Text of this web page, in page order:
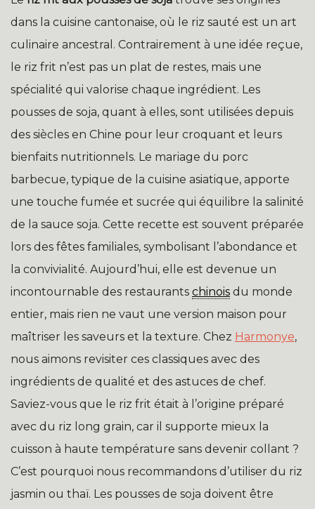
dans la cuisine cantonaise, où le riz sauté est un art
culinaire ancestral. Contrairement à une idée reçue,
le riz frit n’est pas un plat de restes, mais une
spécialité qui valorise chaque ingrédient. Les
pousses de soja, quant à elles, sont utilisées depuis
des siècles en Chine pour leur croquant et leurs
bienfaits nutritionnels. Le mariage du porc
barbecue, typique de la cuisine asiatique, apporte
une touche fumée et sucrée qui équilibre la salinité
de la sauce soja. Cette recette est souvent préparée
lors des fêtes familiales, symbolisant l’abondance et
la convivialité. Aujourd’hui, elle est devenue un
incontournable des restaurants chinois du monde
entier, mais rien ne vaut une version maison pour
maîtriser les saveurs et la texture. Chez Harmonye,
nous aimons revisiter ces classiques avec des
ingrédients de qualité et des astuces de chef.
Saviez-vous que le riz frit était à l’origine préparé
avec du riz long grain, car il supporte mieux la
cuisson à haute température sans devenir collant ?
C’est pourquoi nous recommandons d’utiliser du riz
jasmin ou thaï. Les pousses de soja doivent être